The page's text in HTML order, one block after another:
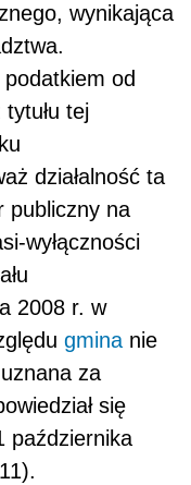
wynikająca
od
tej
działalność ta
publiczny na
wyłączności
2008 r. w
gmina nie
za
się
października